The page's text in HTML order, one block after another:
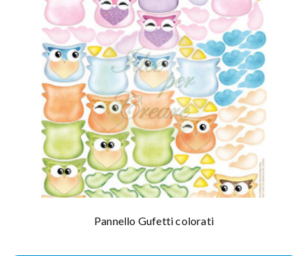
Pannello Gufetti colorati